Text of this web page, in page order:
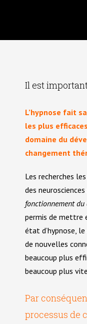
Conférence
Déroulement d’une
Tarifs
Charte de déontologie
Les témoignages
Partagez votre
Addictions et hypnose
Arrêter de fumer
Perte de poids et
Troubles alimentaires
Dépression et hypnose
Angoisses et hypnose
Esprit conscient et
1 – Le cerveau
2 – Les niveaux de
3 – Le processus de
4 – Le processus
5 – Savez-vous
Il est
L’hypnose fait
les plus
domaine du
changement
Les recherches
des neurosciences
fonctionnement du
permis de mettre
état d’hypnose,
de nouvelles
beaucoup plus
beaucoup plus
Par
processus de